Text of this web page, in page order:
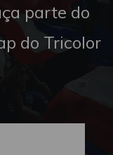
parte do
do Tricolor